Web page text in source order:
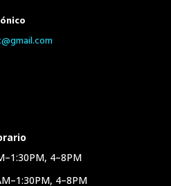
4–8PM
4–8PM